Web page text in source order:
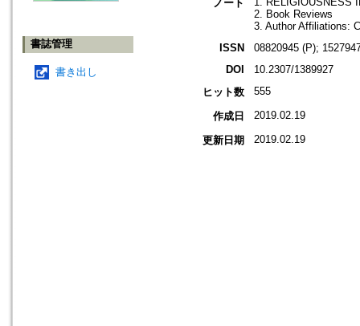
書誌管理
書き出し
ノート
2. Book Reviews
3. Author Affiliations:
ISSN
08820945 (P);
DOI
10.2307/1389927
ヒット数
555
作成日 2019.02.19
更新日期 2019.02.19